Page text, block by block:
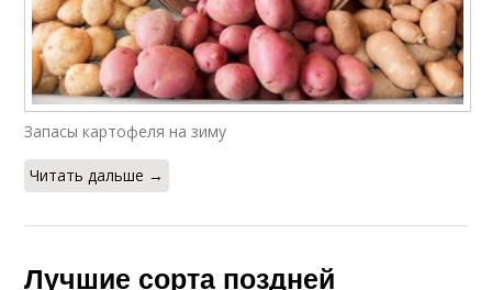
Запасы картофеля на зиму
Читать дальше →
Лучшие сорта поздней